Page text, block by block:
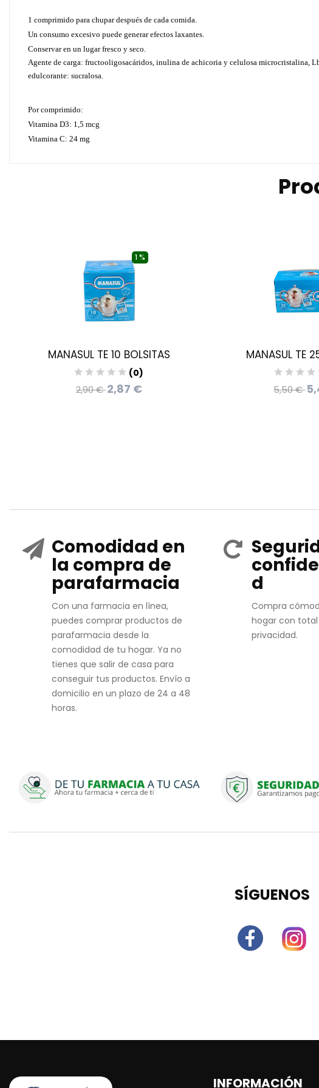
1 comprimido para chupar después de cada comida.
Un consumo excesivo puede generar efectos laxantes.
Conservar en un lugar fresco y seco.
Agente de carga: fructooligosacáridos, inulina de achicoria y celulosa microcristalina,
edulcorante: sucralosa.
Por comprimido:
Vitamina D3: 1,5 mcg
Vitamina C: 24 mg
1 %
MANASUL TE 10 BOLSITAS
(0)
2,90 €2,87 €
MANASUL TE
5,50 €
Comodidad en
la compra de
parafarmacia
Con una farmacia en línea,
puedes comprar productos de
parafarmacia desde la
comodidad de tu hogar. Ya no
tienes que salir de casa para
conseguir tus productos. Envío a
domicilio en un plazo de 24 a 48
horas.
d
Compra
hogar con
privacidad.
SÍGUENOS
INFORMACIÓN